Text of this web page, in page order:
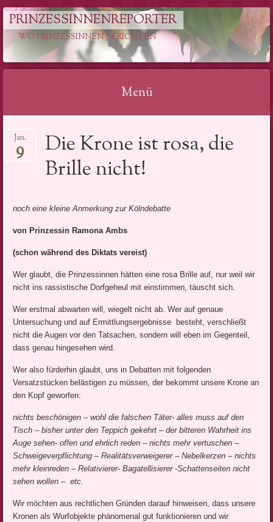
PRINZESSINNENREPORTER
WO PRINZESSINNEN BERICHTEN
Menü
zum
Inhalt
Die Krone ist rosa, die
Brille nicht!
Jan.
9
noch eine kleine Anmerkung zur Kölndebatte
von Prinzessin Ramona Ambs
(schon während des Diktats vereist)
Wer glaubt, die Prinzessinnen hätten eine rosa Brille auf, nur weil wir
nicht ins rassistische Dorfgeheul mit einstimmen, täuscht sich.
Wer erstmal abwarten will, wiegelt nicht ab. Wer auf genaue
Untersuchung und auf Ermittlungsergebnisse besteht, verschließt
nicht die Augen vor den Tatsachen, sondern will eben im Gegenteil,
dass genau hingesehen wird.
Wer also fürderhin glaubt, uns in Debatten mit folgenden
Versatzstücken belästigen zu müssen, der bekommt unsere Krone an
den Kopf geworfen:
nichts beschönigen – wohl die falschen Täter- alles muss auf den
Tisch – bisher unter den Teppich gekehrt – der bitteren Wahrheit ins
Auge sehen- offen und ehrlich reden – nichts mehr vertuschen –
Schweigeverpflichtung – Realitätsverweigerer – Nebelkerzen – nichts
mehr kleinreden – Relativierer- Bagatellisierer -Schattenseiten nicht
sehen wollen – etc.
Wir möchten aus rechtlichen Gründen darauf hinweisen, dass unsere
Kronen als Wurfobjekte phänomenal gut funktionieren und wir